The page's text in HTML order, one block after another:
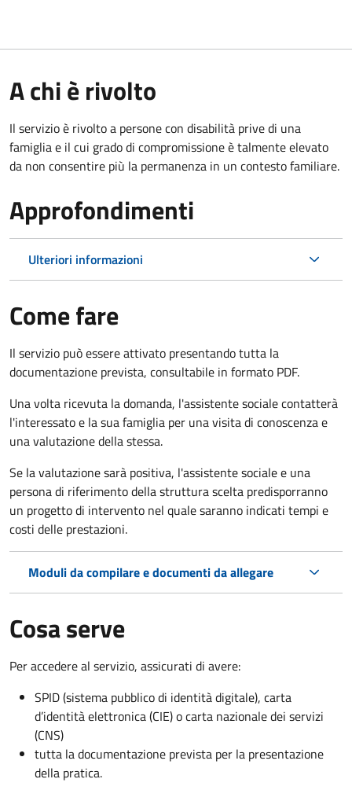
A chi è rivolto
Il servizio è rivolto a persone con disabilità prive di una
famiglia e il cui grado di compromissione è talmente elevato
da non consentire più la permanenza in un contesto familiare.
Approfondimenti
Ulteriori informazioni
Come fare
Il servizio può essere attivato presentando tutta la
documentazione prevista, consultabile in formato PDF.
Una volta ricevuta la domanda, l'assistente sociale contatterà
l'interessato e la sua famiglia per una visita di conoscenza e
una valutazione della stessa.
Se la valutazione sarà positiva, l'assistente sociale e una
persona di riferimento della struttura scelta predisporranno
un progetto di intervento nel quale saranno indicati tempi e
costi delle prestazioni.
Moduli da compilare e documenti da allegare
Cosa serve
Per accedere al servizio, assicurati di avere:
SPID (sistema pubblico di identità digitale), carta
d’identità elettronica (CIE) o carta nazionale dei servizi
(CNS)
tutta la documentazione prevista per la presentazione
della pratica.